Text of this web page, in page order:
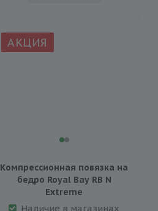
АКЦИЯ
Компрессионная повязка на
бедро Royal Bay RB N
Extreme
Наличие в магазинах